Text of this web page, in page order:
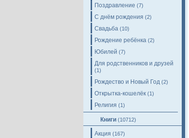
Поздравление (7)
С днём рождения (2)
Свадьба (10)
Рождение ребёнка (2)
Юбилей (7)
Для родственников и друзей
(1)
Рождество и Новый Год (2)
Открытка-кошелёк (1)
Религия (1)
Книги (10712)
Акция (167)